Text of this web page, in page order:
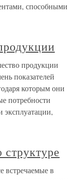
способными
продукции
показателей
которым они
потребности
эксплуатации,
встречаемые в